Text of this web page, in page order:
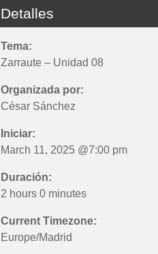
Detalles
Tema:
Zarraute – Unidad 08
Organizada por:
César Sánchez
Iniciar:
March 11, 2025 @7:00 pm
Duración:
2 hours 0 minutes
Current Timezone:
Europe/Madrid